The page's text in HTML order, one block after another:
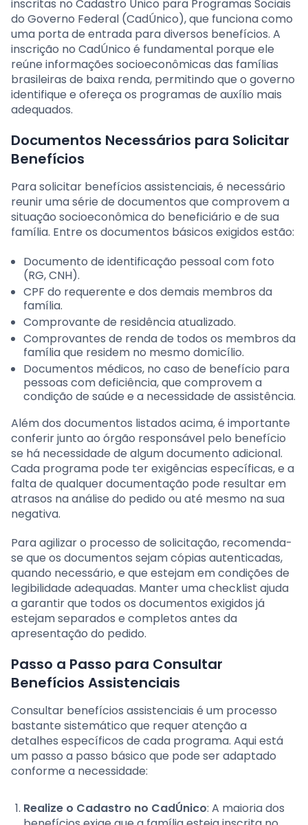
inscritas no Cadastro Único para Programas Sociais
do Governo Federal (CadÚnico), que funciona como
uma porta de entrada para diversos benefícios. A
inscrição no CadÚnico é fundamental porque ele
reúne informações socioeconômicas das famílias
brasileiras de baixa renda, permitindo que o governo
identifique e ofereça os programas de auxílio mais
adequados.
Documentos Necessários para Solicitar
Benefícios
Para solicitar benefícios assistenciais, é necessário
reunir uma série de documentos que comprovem a
situação socioeconômica do beneficiário e de sua
família. Entre os documentos básicos exigidos estão:
Documento de identificação pessoal com foto
(RG, CNH).
CPF do requerente e dos demais membros da
família.
Comprovante de residência atualizado.
Comprovantes de renda de todos os membros da
família que residem no mesmo domicílio.
Documentos médicos, no caso de benefício para
pessoas com deficiência, que comprovem a
condição de saúde e a necessidade de assistência.
Além dos documentos listados acima, é importante
conferir junto ao órgão responsável pelo benefício
se há necessidade de algum documento adicional.
Cada programa pode ter exigências específicas, e a
falta de qualquer documentação pode resultar em
atrasos na análise do pedido ou até mesmo na sua
negativa.
Para agilizar o processo de solicitação, recomenda-
se que os documentos sejam cópias autenticadas,
quando necessário, e que estejam em condições de
legibilidade adequadas. Manter uma checklist ajuda
a garantir que todos os documentos exigidos já
estejam separados e completos antes da
apresentação do pedido.
Passo a Passo para Consultar
Benefícios Assistenciais
Consultar benefícios assistenciais é um processo
bastante sistemático que requer atenção a
detalhes específicos de cada programa. Aqui está
um passo a passo básico que pode ser adaptado
conforme a necessidade:
Realize o Cadastro no CadÚnico: A maioria dos